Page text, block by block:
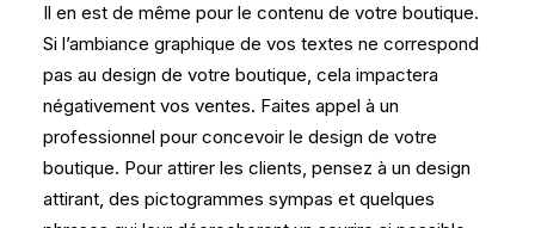
Il en est de même pour le contenu de votre boutique.
Si l’ambiance graphique de vos textes ne correspond
pas au design de votre boutique, cela impactera
négativement vos ventes. Faites appel à un
professionnel pour concevoir le design de votre
boutique. Pour attirer les clients, pensez à un design
attirant, des pictogrammes sympas et quelques